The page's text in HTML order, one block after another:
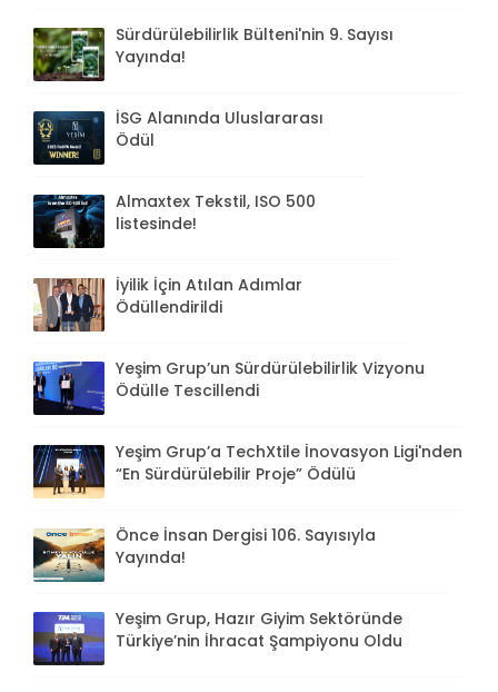
Sürdürülebilirlik Bülteni'nin 9. Sayısı
Yayında!
İSG Alanında Uluslararası
Ödül
Almaxtex Tekstil, ISO 500
listesinde!
İyilik İçin Atılan Adımlar
Ödüllendirildi
Yeşim Grup’un Sürdürülebilirlik Vizyonu
Ödülle Tescillendi
Yeşim Grup’a TechXtile İnovasyon Ligi'nden
“En Sürdürülebilir Proje” Ödülü
Önce İnsan Dergisi 106. Sayısıyla
Yayında!
Yeşim Grup, Hazır Giyim Sektöründe
Türkiye’nin İhracat Şampiyonu Oldu